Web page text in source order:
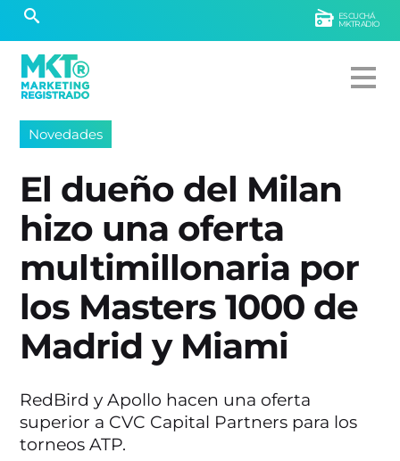
ESCUCHÁ
MKTRADIO
Novedades
El dueño del Milan
hizo una oferta
multimillonaria por
los Masters 1000 de
Madrid y Miami
RedBird y Apollo hacen una oferta
superior a CVC Capital Partners para los
torneos ATP.